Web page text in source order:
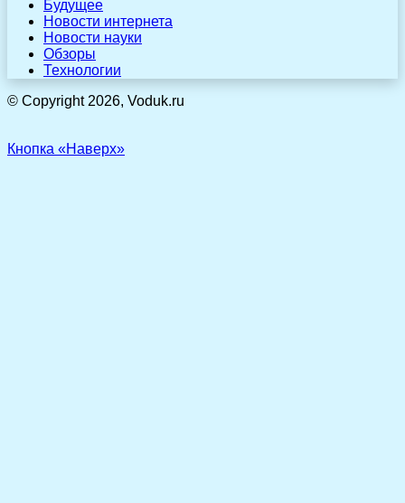
Будущее
Новости интернета
Новости науки
Обзоры
Технологии
© Copyright 2026, Voduk.ru
Кнопка «Наверх»